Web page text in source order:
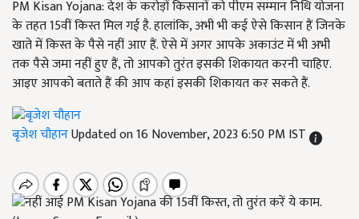
PM Kisan Yojana: देश के करोड़ों किसानों को पीएम सम्मान निधि योजना
के तहत 15वीं किस्त मिल गई है. हालांकि, अभी भी कई ऐसे किसान हैं जिनके
खाते में किस्त के पैसे नहीं आए हैं. ऐसे में अगर आपके अकाउंट में भी अभी
तक पैसे जमा नहीं हुए हैं, तो आपको तुरंत इसकी शिकायत करनी चाहिए.
आइए आपको बताते हैं की आप कहां इसकी शिकायत कर सकते हैं.
बृजेश चौहानUpdated on 16 November, 2023 6:50 PM IST